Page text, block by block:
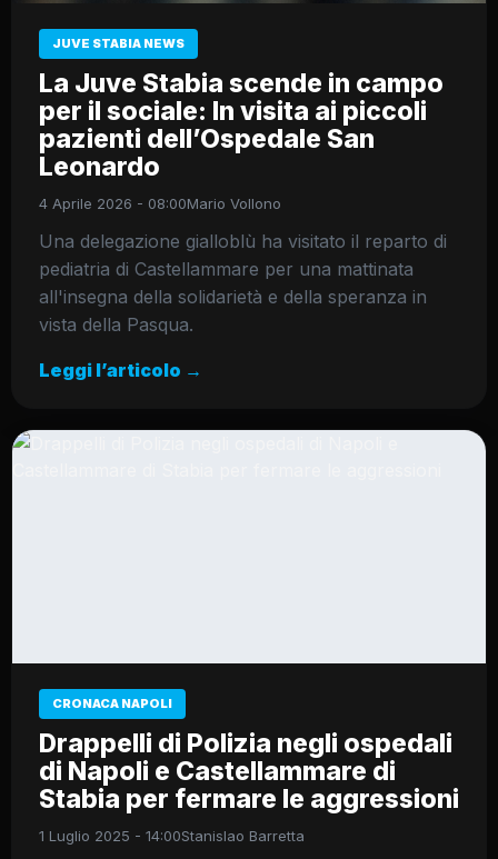
JUVE STABIA NEWS
La Juve Stabia scende in campo
per il sociale: In visita ai piccoli
pazienti dell’Ospedale San
Leonardo
4 Aprile 2026 - 08:00Mario Vollono
Una delegazione gialloblù ha visitato il reparto di
pediatria di Castellammare per una mattinata
all'insegna della solidarietà e della speranza in
vista della Pasqua.
Leggi l’articolo →
CRONACA NAPOLI
Drappelli di Polizia negli ospedali
di Napoli e Castellammare di
Stabia per fermare le aggressioni
1 Luglio 2025 - 14:00Stanislao Barretta